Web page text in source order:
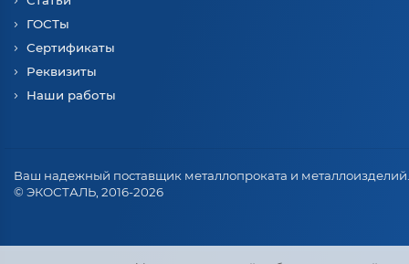
ГОСТы
Сертификаты
Реквизиты
Наши работы
Ваш надежный поставщик металлопроката и металлоизделий.
© ЭКОСТАЛЬ, 2016-2026